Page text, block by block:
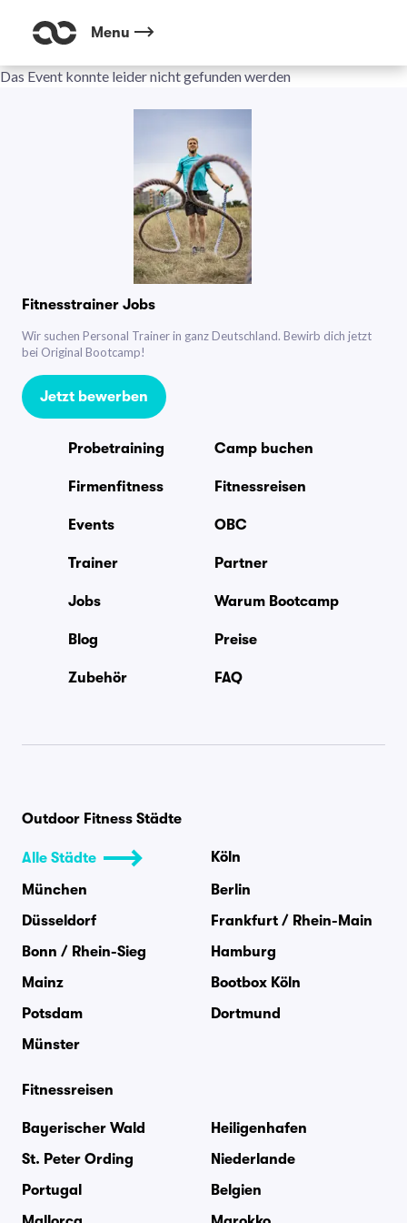
Menu
Das Event konnte leider nicht gefunden werden
Fitnesstrainer Jobs
Wir suchen Personal Trainer in ganz Deutschland. Bewirb dich jetzt
bei Original Bootcamp!
Jetzt bewerben
Probetraining Camp buchen
Firmenfitness Fitnessreisen
Events OBC
Trainer Partner
Jobs Warum Bootcamp
Blog Preise
Zubehör FAQ
Outdoor Fitness Städte
Alle Städte
Köln
München
Berlin
Düsseldorf
Frankfurt / Rhein-Main
Bonn / Rhein-Sieg
Hamburg
Mainz
Bootbox Köln
Potsdam
Dortmund
Münster
Fitnessreisen
Bayerischer Wald
Heiligenhafen
St. Peter Ording
Niederlande
Portugal
Belgien